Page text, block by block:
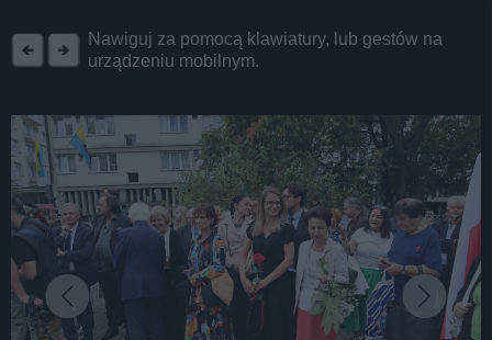
Nawiguj za pomocą klawiatury, lub gestów na
urządzeniu mobilnym.